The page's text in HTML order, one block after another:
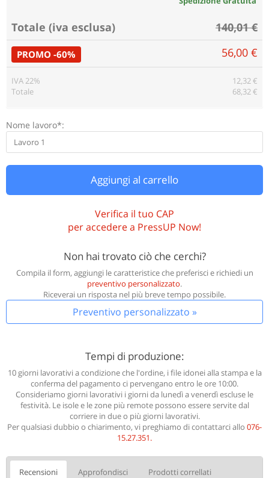
Totale (iva esclusa) 140,01 €
PROMO -60% 56,00 €
IVA 22%
Totale
12,32 €
68,32 €
Nome lavoro*:
Aggiungi al carrello
Verifica il tuo CAP
per accedere a PressUP Now!
Non hai trovato ciò che cerchi?
Compila il form, aggiungi le caratteristice che preferisci e richiedi un
preventivo personalizzato.
Riceverai un risposta nel più breve tempo possibile.
Preventivo personalizzato »
Tempi di produzione:
10 giorni lavorativi a condizione che l'ordine, i file idonei alla stampa e la
conferma del pagamento ci pervengano entro le ore 10:00.
Consideriamo giorni lavorativi i giorni da lunedì a venerdì escluse le
festività. Le isole e le zone più remote possono essere servite dal
corriere in due o più giorni lavorativi.
Per qualsiasi dubbio o chiarimento, vi preghiamo di contattarci allo 076-
15.27.351.
Recensioni Approfondisci Prodotti correllati